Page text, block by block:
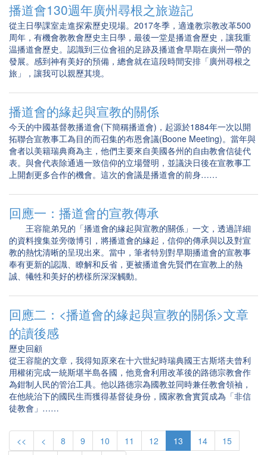
播道會130週年廣州尋根之旅遊記
從主日學課室走進探索歷史現場。2017冬季，適逢教宗教改革500
周年，有機會教教會歷史主日學，最後一堂是播道會歷史，讓我重
温播道會歷史。認識到三位會祖的足跡及播道會早期在廣州一帶的
發展。感到神有美好的預備，總會就在這段時間安排「廣州尋根之
旅」，讓我可以親歷其境。
播道會的緣起與宣教的關係
今天的中國基督教播道會(下簡稱播道會)，起源於1884年一次以開
拓聯合宣教事工為目的而召集的布恩會議(Boone Meeting)。當年與
會者以美籍瑞典裔為主，他們主要來自美國各州的自由教會信徒代
表。與會代表除通過一致信仰的立場聲明，並議決日後在宣教事工
上開創更多合作的機會。這次的會議是播道會的前身……
回應一：播道會的宣教傳承
王容龍弟兄的「播道會的緣起與宣教的關係」一文，透過詳細
的資料搜集並旁徵博引，將播道會的緣起，信仰的傳承與以及對宣
教的熱忱清晰的呈現出來。當中，筆者特別對早期播道會的宣教事
奉有更新的認識、瞭解和反省，更被播道會先賢們在宣教上的熱
誠、犧牲和美好的榜樣所深深觸動。
回應二：<播道會的緣起與宣教的關係>文章
的讀後感
歷史回顧
從王容龍的文章，我得知原來在十六世紀時瑞典國王古斯塔夫曾利
用權術完成一統斯堪半島各國，他竟會利用改革後的路德宗教會作
為鉗制人民的管治工具。他以路德宗為國教並同時兼任教會領袖，
在他統治下的國民生而獲得基督徒身份，國家教會實質成為「非信
徒教會」……
<< < 8 9 10 11 12 13 14 15